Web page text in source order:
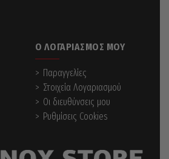
Ο ΛΟΓΑΡΙΑΣΜΌΣ ΜΟΥ
Παραγγελίες
Στοιχεία Λογαριασμού
Οι διευθύνσεις μου
Ρυθμίσεις Cookies